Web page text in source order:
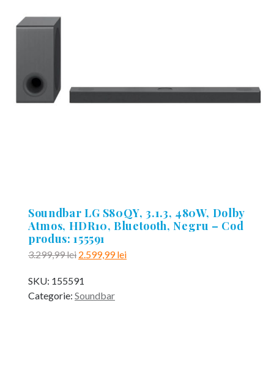
Soundbar LG S80QY, 3.1.3, 480W, Dolby
Atmos, HDR10, Bluetooth, Negru – Cod
produs: 155591
3.299,99lei Prețul
a
fost:
2.599,99leiPrețul
SKU: 155591
Categorie: Soundbar